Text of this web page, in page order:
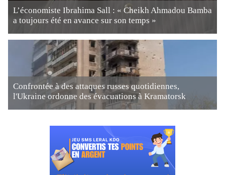
L’économiste Ibrahima Sall : « Cheikh Ahmadou Bamba
a toujours été en avance sur son temps »
Confrontée à des attaques russes quotidiennes,
l'Ukraine ordonne des évacuations à Kramatorsk